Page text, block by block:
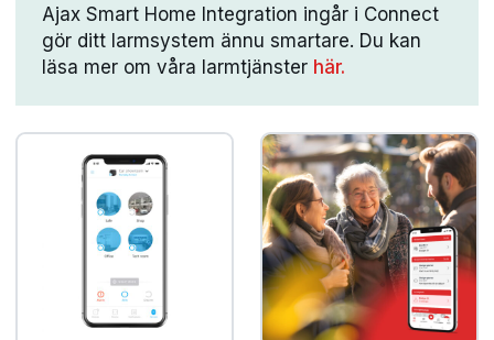
Ajax Smart Home Integration ingår i Connect
gör ditt larmsystem ännu smartare. Du kan
läsa mer om våra larmtjänster här.